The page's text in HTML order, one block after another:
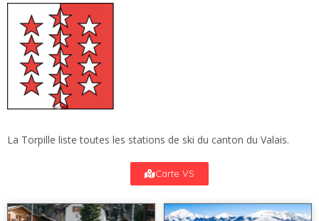
La Torpille liste toutes les stations de ski du canton du Valais.
Carte VS